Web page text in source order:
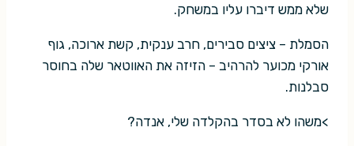
שלא ממש דיברו עליו במשחק.
הסמלת – ציצים סבירים, חרב ענקית, קשת ארוכה, גוף
אורקי מכוער להרהיב – הזיזה את האווטאר שלה בחוסר
סבלנות.
>משהו לא בסדר בהקלדה שלי, אנדה?